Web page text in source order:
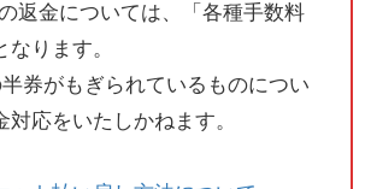
返金については、「各種手数料
ります。
券がもぎられているものについ
対応をいたしかねます。